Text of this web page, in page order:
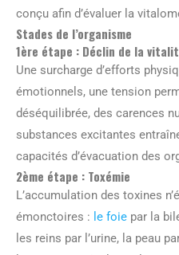
conçu afin d’évaluer la
Stades de l’organisme
1ère étape : Déclin de la
Une surcharge d’efforts
émotionnels, une tension
déséquilibrée, des carences
substances excitantes
capacités d’évacuation des
2ème étape : Toxémie
L’accumulation des toxines
émonctoires : le foie par la
les reins par l’urine, la peau